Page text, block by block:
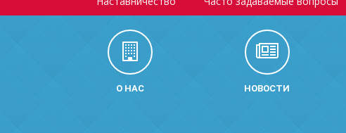
О НАС НОВОСТИ